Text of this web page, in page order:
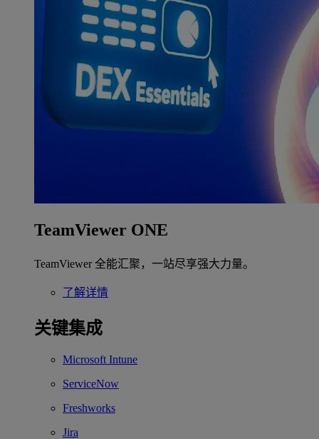
TeamViewer ONE
TeamViewer 全能汇聚，一站尽享强大力量。
了解详情
关键集成
Microsoft Intune
ServiceNow
Freshworks
Jira